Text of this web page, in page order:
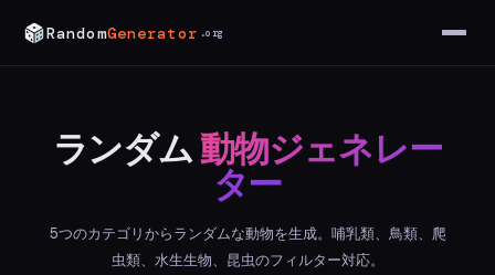
RandomGenerator .org
ランダム動物ジェネレー
ター
5つのカテゴリからランダムな動物を生成。哺乳類、鳥類、爬
虫類、水生生物、昆虫のフィルター対応。